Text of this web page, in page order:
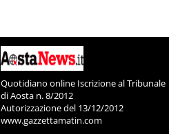
Quotidiano online Iscrizione al Tribunale
di Aosta n. 8/2012
Autorizzazione del 13/12/2012
www.gazzettamatin.com